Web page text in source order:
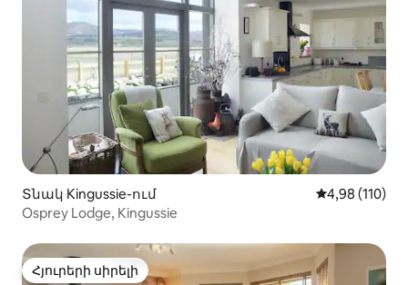
Տնակ Kingussie-ում Միջին
4,98 (110)
Osprey Lodge, Kingussie
Հյուրերի սիրելի
Հյուրերի սիրելի